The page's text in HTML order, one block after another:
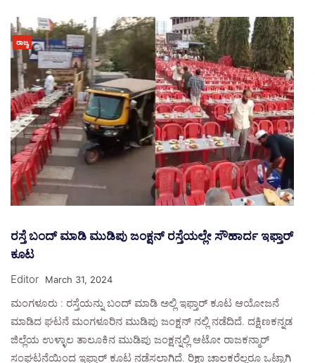
ರಾಜ್ಯ
ರಸ್ತೆ ಬಂದ್ ಮಾಡಿ ಮುಡಿಪು ಜಂಕ್ಷನ್ ರಸ್ತೆಯಲ್ಲೇ ಸೌಹಾರ್ದ ಇಫ್ತಾರ್
ಕೂಟ
Editor March 31, 2024
ಮಂಗಳೂರು : ರಸ್ತೆಯನ್ನು ಬಂದ್ ಮಾಡಿ ಅಲ್ಲಿ ಇಫ್ತಾರ್ ಕೂಟ ಆಯೋಜನೆ
ಮಾಡಿದ ಘಟನೆ ಮಂಗಳೂರಿನ ಮುಡಿಪು ಜಂಕ್ಷನ್ ನಲ್ಲಿ ನಡೆದಿದೆ. ದಕ್ಷಿಣಕನ್ನಡ
ಜಿಲ್ಲೆಯ ಉಳ್ಳಾಲ ತಾಲೂಕಿನ ಮುಡಿಪು ಜಂಕ್ಷನ್ನಲ್ಲಿ ಆಟೋ ರಾಜಕನ್ಮಾರ್
ಸಂಘಟನೆಯಿಂದ ಇಫ್ತಾರ್ ಕೂಟ ನಡೆಸಲಾಗಿದೆ. ರಿಕ್ಷಾ ಚಾಲಕರೆಲ್ಲರೂ ಒಟ್ಟಾಗಿ